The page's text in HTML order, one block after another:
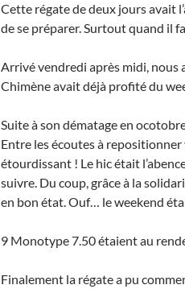
Cette régate de deux jours avait
de se préparer. Surtout quand il
Arrivé vendredi après midi, nous
Chimène avait déjà profité du
Suite à son dématage en
Entre les écoutes à
étourdissant ! Le hic était
suivre. Du coup, grâce à la
en bon état. Ouf… le weekend
9 Monotype 7.50 étaient au
Finalement la régate a pu